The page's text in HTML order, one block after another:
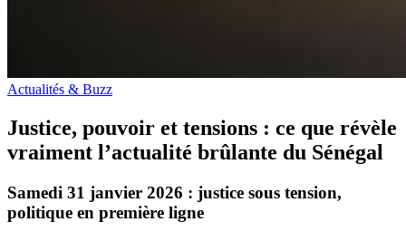
Actualités & Buzz
Justice, pouvoir et tensions : ce que révèle
vraiment l’actualité brûlante du Sénégal
Samedi 31 janvier 2026 : justice sous tension,
politique en première ligne